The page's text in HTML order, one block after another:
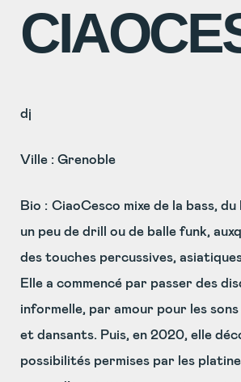
dj
Ville : Grenoble
Bio : CiaoCesco mixe de la bass,
un peu de drill ou de balle funk,
des touches percussives,
Elle a commencé par passer des
informelle, par amour pour les sons
et dansants. Puis, en 2020, elle
possibilités permises par les